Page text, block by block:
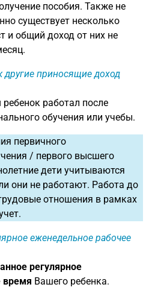
пособия. Также не
существует несколько
и общий доход от них не
приносящие доход
ребенок работал после
обучения или учебы.
первичного
/ первого высшего
дети учитываются
они не работают. Работа до
отношения в рамках
еженедельное рабочее
регулярное
время Вашего ребенка.